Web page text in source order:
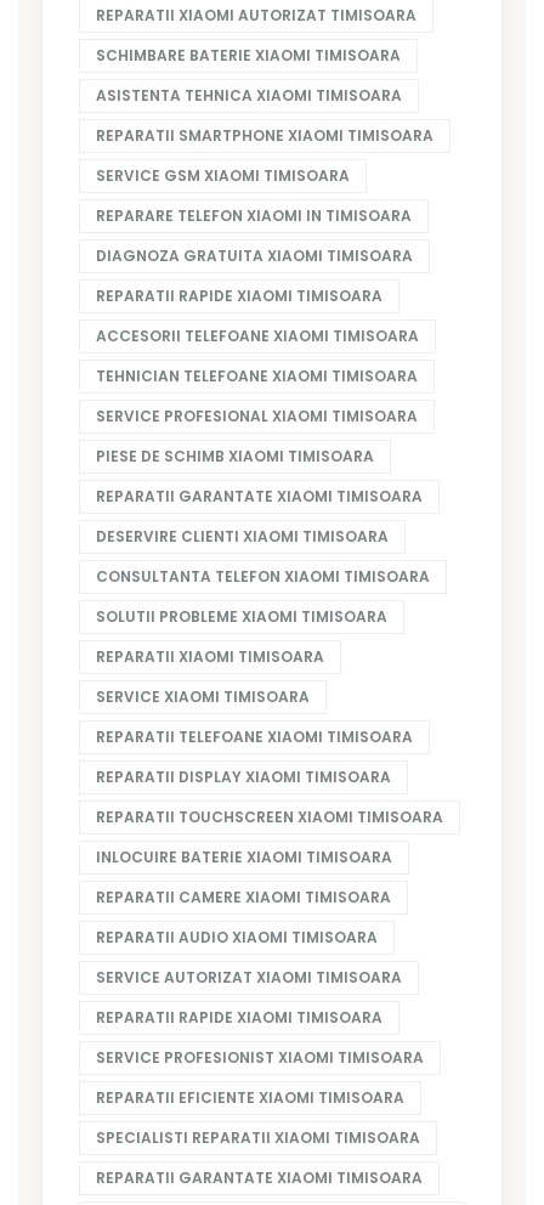
REPARATII XIAOMI AUTORIZAT TIMISOARA
SCHIMBARE BATERIE XIAOMI TIMISOARA
ASISTENTA TEHNICA XIAOMI TIMISOARA
REPARATII SMARTPHONE XIAOMI TIMISOARA
SERVICE GSM XIAOMI TIMISOARA
REPARARE TELEFON XIAOMI IN TIMISOARA
DIAGNOZA GRATUITA XIAOMI TIMISOARA
REPARATII RAPIDE XIAOMI TIMISOARA
ACCESORII TELEFOANE XIAOMI TIMISOARA
TEHNICIAN TELEFOANE XIAOMI TIMISOARA
SERVICE PROFESIONAL XIAOMI TIMISOARA
PIESE DE SCHIMB XIAOMI TIMISOARA
REPARATII GARANTATE XIAOMI TIMISOARA
DESERVIRE CLIENTI XIAOMI TIMISOARA
CONSULTANTA TELEFON XIAOMI TIMISOARA
SOLUTII PROBLEME XIAOMI TIMISOARA
REPARATII XIAOMI TIMISOARA
SERVICE XIAOMI TIMISOARA
REPARATII TELEFOANE XIAOMI TIMISOARA
REPARATII DISPLAY XIAOMI TIMISOARA
REPARATII TOUCHSCREEN XIAOMI TIMISOARA
INLOCUIRE BATERIE XIAOMI TIMISOARA
REPARATII CAMERE XIAOMI TIMISOARA
REPARATII AUDIO XIAOMI TIMISOARA
SERVICE AUTORIZAT XIAOMI TIMISOARA
REPARATII RAPIDE XIAOMI TIMISOARA
SERVICE PROFESIONIST XIAOMI TIMISOARA
REPARATII EFICIENTE XIAOMI TIMISOARA
SPECIALISTI REPARATII XIAOMI TIMISOARA
REPARATII GARANTATE XIAOMI TIMISOARA